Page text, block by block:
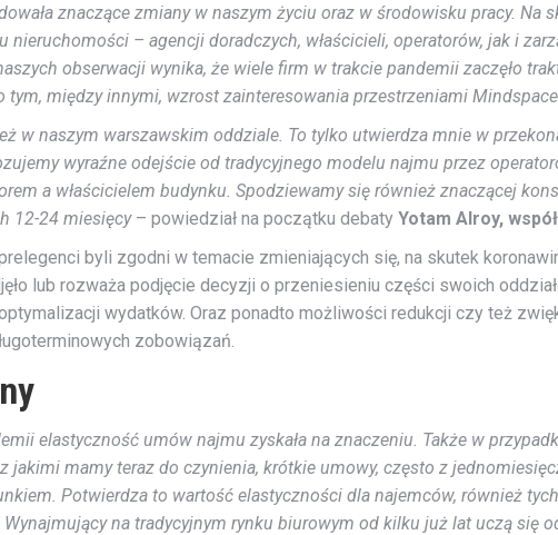
znaczące zmiany w naszym życiu oraz w środowisku pracy.
nieruchomości – agencji doradczych, właścicieli, operatorów, jak i
obserwacji wynika, że wiele firm w trakcie pandemii zaczęło
tym, między innymi, wzrost zainteresowania przestrzeniami
w naszym warszawskim oddziale. To tylko utwierdza mnie w
wyraźne odejście od tradycyjnego modelu najmu przez
a właścicielem budynku. Spodziewamy się również znaczącej
12-24 miesięcy – powiedział na początku debaty Yotam Alroy,
byli zgodni w temacie zmieniających się, na skutek
lub rozważa podjęcie decyzji o przeniesieniu części swoich
wydatków. Oraz ponadto możliwości redukcji czy też
zobowiązań.
elastyczność umów najmu zyskała na znaczeniu. Także w
jakimi mamy teraz do czynienia, krótkie umowy, często z
Potwierdza to wartość elastyczności dla najemców, również
na tradycyjnym rynku biurowym od kilku już lat uczą się